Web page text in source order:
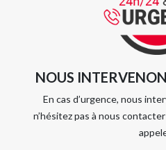
NOUS
En cas d’urgence, nous
n’hésitez pas à nous